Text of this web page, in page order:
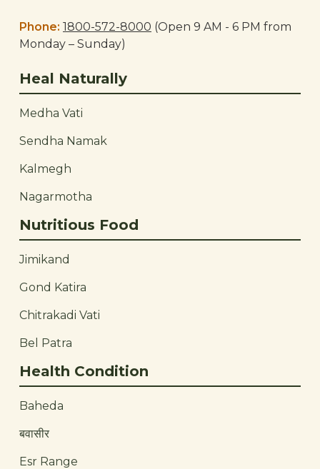
Phone: 1800-572-8000 (Open 9 AM - 6 PM from
Monday – Sunday)
Heal Naturally
Medha Vati
Sendha Namak
Kalmegh
Nagarmotha
Nutritious Food
Jimikand
Gond Katira
Chitrakadi Vati
Bel Patra
Health Condition
Baheda
बवासीर
Esr Range